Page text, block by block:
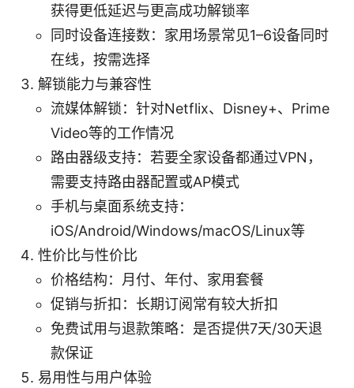
获得更低延迟与更高成功解锁率
同时设备连接数：家用场景常见1–6设备同时
在线，按需选择
解锁能力与兼容性
流媒体解锁：针对Netflix、Disney+、Prime
Video等的工作情况
路由器级支持：若要全家设备都通过VPN，
需要支持路由器配置或AP模式
手机与桌面系统支持：
iOS/Android/Windows/macOS/Linux等
性价比与性价比
价格结构：月付、年付、家用套餐
促销与折扣：长期订阅常有较大折扣
免费试用与退款策略：是否提供7天/30天退
款保证
易用性与用户体验